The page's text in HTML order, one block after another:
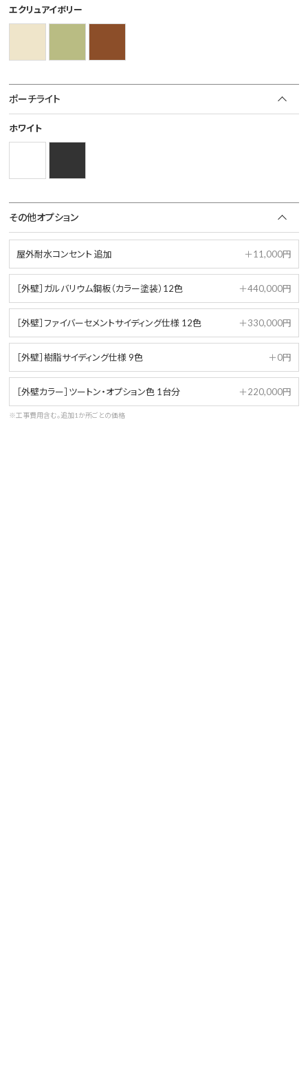
エクリュアイボリー
ポーチライト
ホワイト
その他オプション
屋外耐水コンセント 追加 ＋11,000円
［外壁］ガルバリウム鋼板（カラー塗装）12色 ＋440,000円
［外壁］ファイバーセメントサイディング仕様 12色 ＋330,000円
［外壁］樹脂サイディング仕様 9色 ＋0円
［外壁カラー］ツートン・オプション色 1台分 ＋220,000円
※工事費用含む。追加1か所ごとの価格